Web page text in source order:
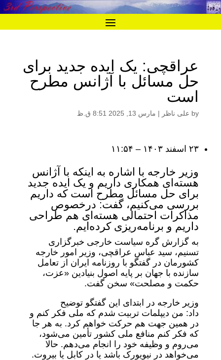
عراقچی: یک ایده جدید برای
حل مسائل با آژانس مطرح
است
by علی ناظر | مارس 13, 2025 8:51 ق.ظ
۲۳ اسفند ۱۴۰۳ – ۱۱:۵۴
وزیر خارجه با اشاره به اینکه با آژانس
هسته‌ای همکاری داریم و یک ایده جدید
برای حل مسائل مطرح است که داریم
بررسی می‌کنیم، گفت: درخصوص
مذاکرات احتمالی هسته‌ای هم طراحی
داریم و برنامه‌ریزی کرده‌ایم.
به گزارش گره سیاست خارجی خبرگزاری
تسنیم، سید عباس عراقچی، وزیر امور خارجه
کشورمان در گفتگو با روزنامه ایران از تعامل
سازنده با جهان بر پایه اصول بنیادین «عزت،
حکمت و مصلحت» سخن گفت.
وزیر خارجه در ابتدای این گفتگو توضیح
داد: من دیپلمات تربیت شدم که ملی فکر کنم و
در همین جهت هم حرکت خواهم کرد. به هر جا
که فکر ‌کنم منافع ملی کشور تأمین می‌شود،
می‌روم و وظیفه خود را انجام می‌دهم. حالا
می‌خواهد در نیویورک باشد یا در کابل یا بیروت.